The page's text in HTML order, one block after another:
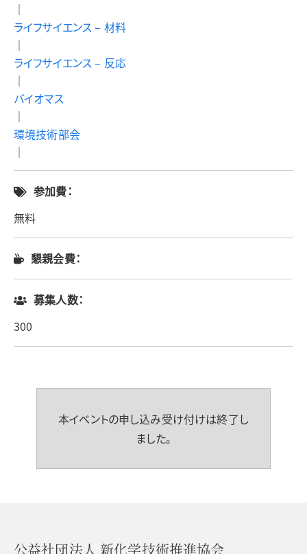
｜
ライフサイエンス – 材料
｜
ライフサイエンス – 反応
｜
バイオマス
｜
環境技術部会
｜
参加費：
無料
懇親会費：
募集人数：
300
本イベントの申し込み受け付けは終了し
ました。
公益社団法人 新化学技術推進協会